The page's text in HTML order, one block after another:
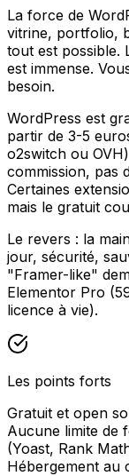
La force de
vitrine, portfolio,
tout est possible.
est immense.
besoin.
WordPress est
partir de 3-5
o2switch ou
commission, pas
Certaines
mais le gratuit
Le revers : la
jour, sécurité,
"Framer-like"
Elementor Pro
licence à vie).
Les points forts
Gratuit et open
Aucune limite de
(Yoast, Rank
Hébergement au